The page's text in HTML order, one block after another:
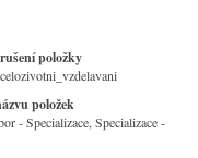
položky
položek
- Specializace, Specializace -